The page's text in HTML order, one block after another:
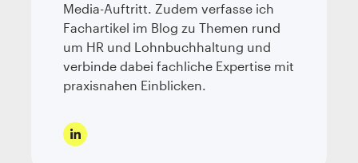
Media-Auftritt. Zudem verfasse ich
Fachartikel im Blog zu Themen rund
um HR und Lohnbuchhaltung und
verbinde dabei fachliche Expertise mit
praxisnahen Einblicken.